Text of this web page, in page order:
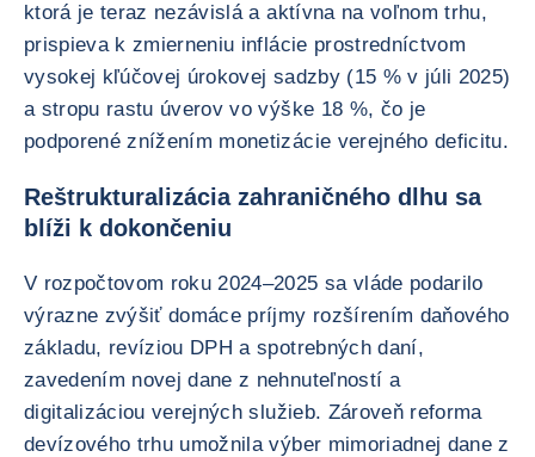
ktorá je teraz nezávislá a aktívna na voľnom trhu,
prispieva k zmierneniu inflácie prostredníctvom
vysokej kľúčovej úrokovej sadzby (15 % v júli 2025)
a stropu rastu úverov vo výške 18 %, čo je
podporené znížením monetizácie verejného deficitu.
Reštrukturalizácia zahraničného dlhu sa
blíži k dokončeniu
V rozpočtovom roku 2024–2025 sa vláde podarilo
výrazne zvýšiť domáce príjmy rozšírením daňového
základu, revíziou DPH a spotrebných daní,
zavedením novej dane z nehnuteľností a
digitalizáciou verejných služieb. Zároveň reforma
devízového trhu umožnila výber mimoriadnej dane z